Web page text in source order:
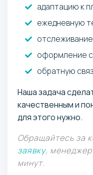
адаптацию к
ежедневную
оформление
обратную
Наша задача
качественным и
для этого нужно.
Обращайтесь за
заявку, менеджер
минут.